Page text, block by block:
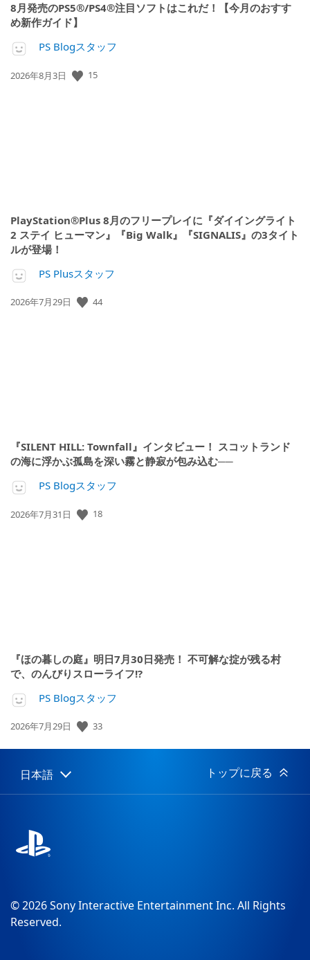
8月発売のPS5®/PS4®注目ソフトはこれだ！【今月のおすす
め新作ガイド】
PS Blogスタッフ
公
2026年8月3日 15
PlayStation®Plus 8月のフリープレイに『ダイイングライト
2 ステイ ヒューマン』『Big Walk』『SIGNALIS』の3タイト
ルが登場！
PS Plusスタッフ
公
2026年7月29日 44
『SILENT HILL: Townfall』インタビュー！ スコットランド
の海に浮かぶ孤島を深い霧と静寂が包み込む──
PS Blogスタッフ
公
2026年7月31日 18
『ほの暮しの庭』明日7月30日発売！ 不可解な掟が残る村
で、のんびりスローライフ!?
PS Blogスタッフ
公
日:
2026年7月29日 33
Select
a
Current
region:
日本語 トップに戻る
© 2026 Sony Interactive Entertainment Inc. All Rights
Reserved.